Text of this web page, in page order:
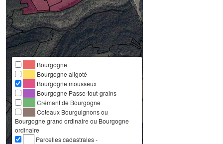
Bourgogne
Bourgogne aligoté
Bourgogne mousseux
Bourgogne Passe-tout-grains
Crémant de Bourgogne
Coteaux Bourguignons ou
Bourgogne grand ordinaire ou Bourgogne
ordinaire
Parcelles cadastrales -